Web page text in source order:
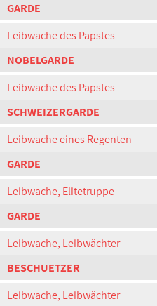
GARDE
Leibwache des Papstes
NOBELGARDE
Leibwache des Papstes
SCHWEIZERGARDE
Leibwache eines Regenten
GARDE
Leibwache, Elitetruppe
GARDE
Leibwache, Leibwächter
BESCHUETZER
Leibwache, Leibwächter